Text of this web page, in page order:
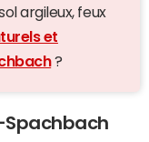
argileux, feux
et
?
Spachbach